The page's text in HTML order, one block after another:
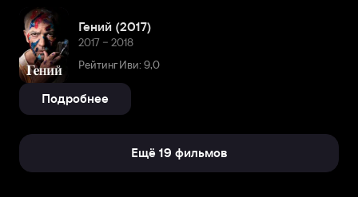
Гений (2017)
2017 – 2018
Рейтинг Иви: 9,0
Подробнее
Ещё 19 фильмов